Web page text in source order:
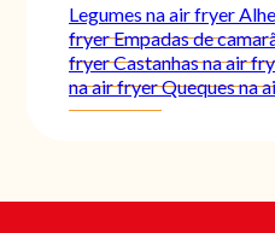
Legumes na air fryer
fryerEmpadas de
fryerCastanhas na air
na air fryerQueques na